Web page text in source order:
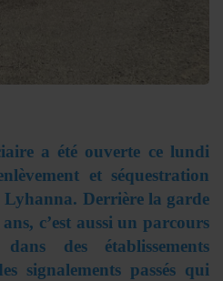
a été ouverte ce lundi
et séquestration
Lyhanna. Derrière la garde
c’est aussi un parcours
des établissements
signalements passés qui